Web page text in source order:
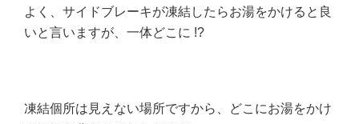
よく、サイドブレーキが凍結したらお湯をかけると良
いと言いますが、一体どこに !?
凍結個所は見えない場所ですから、どこにお湯をかけ